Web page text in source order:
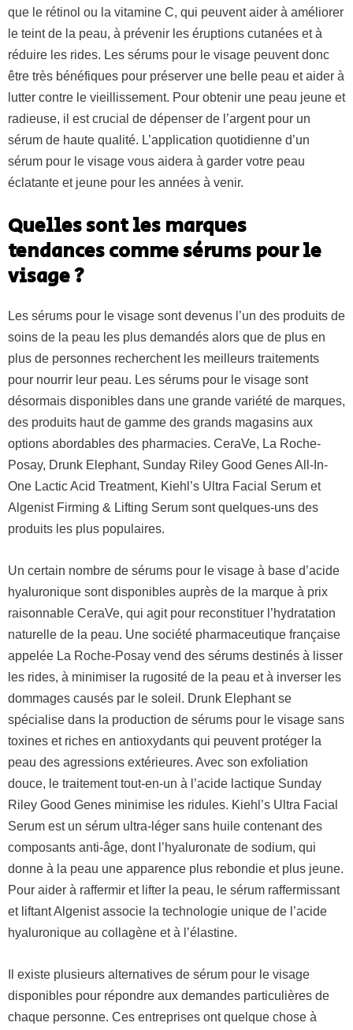
que le rétinol ou la vitamine C, qui peuvent aider à améliorer
le teint de la peau, à prévenir les éruptions cutanées et à
réduire les rides. Les sérums pour le visage peuvent donc
être très bénéfiques pour préserver une belle peau et aider à
lutter contre le vieillissement. Pour obtenir une peau jeune et
radieuse, il est crucial de dépenser de l’argent pour un
sérum de haute qualité. L’application quotidienne d’un
sérum pour le visage vous aidera à garder votre peau
éclatante et jeune pour les années à venir.
Quelles sont les marques
tendances comme sérums pour le
visage ?
Les sérums pour le visage sont devenus l’un des produits de
soins de la peau les plus demandés alors que de plus en
plus de personnes recherchent les meilleurs traitements
pour nourrir leur peau. Les sérums pour le visage sont
désormais disponibles dans une grande variété de marques,
des produits haut de gamme des grands magasins aux
options abordables des pharmacies. CeraVe, La Roche-
Posay, Drunk Elephant, Sunday Riley Good Genes All-In-
One Lactic Acid Treatment, Kiehl’s Ultra Facial Serum et
Algenist Firming & Lifting Serum sont quelques-uns des
produits les plus populaires.
Un certain nombre de sérums pour le visage à base d’acide
hyaluronique sont disponibles auprès de la marque à prix
raisonnable CeraVe, qui agit pour reconstituer l’hydratation
naturelle de la peau. Une société pharmaceutique française
appelée La Roche-Posay vend des sérums destinés à lisser
les rides, à minimiser la rugosité de la peau et à inverser les
dommages causés par le soleil. Drunk Elephant se
spécialise dans la production de sérums pour le visage sans
toxines et riches en antioxydants qui peuvent protéger la
peau des agressions extérieures. Avec son exfoliation
douce, le traitement tout-en-un à l’acide lactique Sunday
Riley Good Genes minimise les ridules. Kiehl’s Ultra Facial
Serum est un sérum ultra-léger sans huile contenant des
composants anti-âge, dont l’hyaluronate de sodium, qui
donne à la peau une apparence plus rebondie et plus jeune.
Pour aider à raffermir et lifter la peau, le sérum raffermissant
et liftant Algenist associe la technologie unique de l’acide
hyaluronique au collagène et à l’élastine.
Il existe plusieurs alternatives de sérum pour le visage
disponibles pour répondre aux demandes particulières de
chaque personne. Ces entreprises ont quelque chose à